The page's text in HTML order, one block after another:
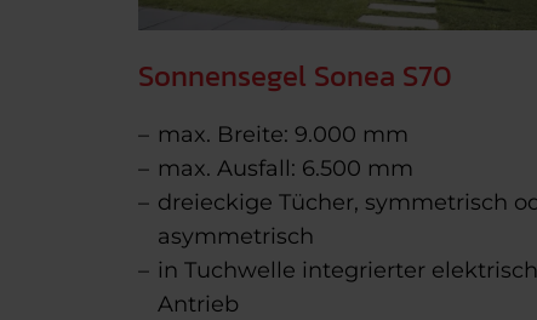
Sonnensegel Sonea S70
max. Breite: 9.000 mm
max. Ausfall: 6.500 mm
dreieckige Tücher, symmetrisch
asymmetrisch
in Tuchwelle integrierter
Antrieb